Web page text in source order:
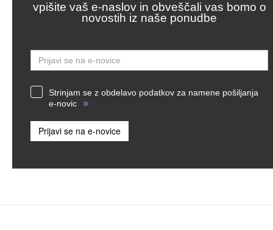
vpišite vaš e-naslov in obveščali vas bomo o
novostih iz naše ponudbe
Strinjam se z obdelavo podatkov za namene pošiljanja
e-novic
»
Prijavi se na e-novice